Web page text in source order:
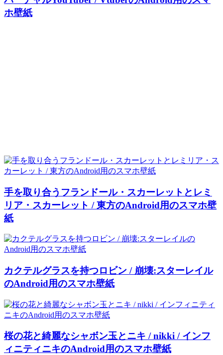
ホ壁紙
手を取り合うフランドール・スカーレットとレミ
リア・スカーレット / 東方のAndroid用のスマホ壁
紙
カクテルグラスを持つロビン / 崩壊:スターレイル
のAndroid用のスマホ壁紙
桜の花と綺麗なシャボン玉とニキ / nikki / インフ
ィニティニキのAndroid用のスマホ壁紙